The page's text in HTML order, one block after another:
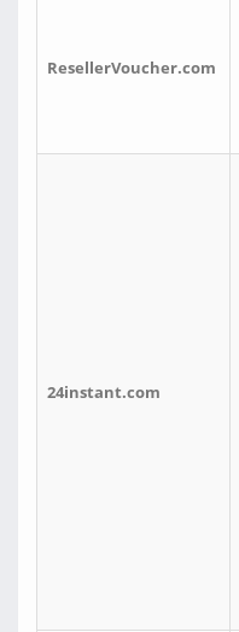
ResellerVoucher.com
24instant.com